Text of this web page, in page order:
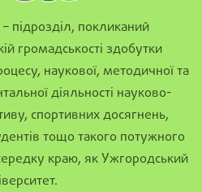
підрозділ, покликаний
громадськості здобутки
наукової, методичної та
діяльності науково-
спортивних досягнень,
тощо такого потужного
краю, як Ужгородський